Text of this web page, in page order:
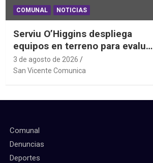
COMUNAL NOTICIAS
Serviu O’Higgins despliega
equipos en terreno para evaluar
daños habitacionales tras el
Sistema Frontal
3 de agosto de 2026
San Vicente Comunica
Comunal
Denuncias
Deportes